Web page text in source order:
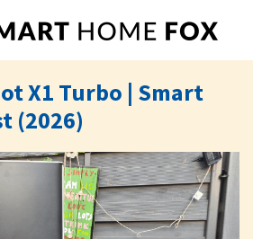
X1 Turbo | Smart
(2026)